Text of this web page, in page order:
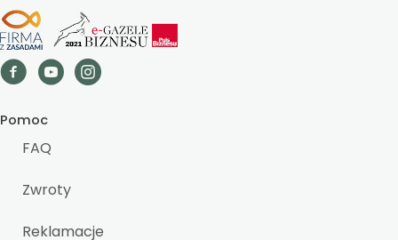
Pomoc
FAQ
Zwroty
Reklamacje